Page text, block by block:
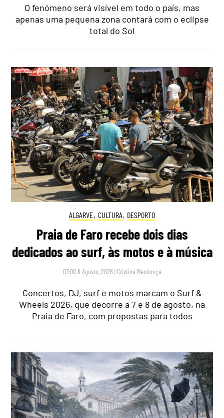
O fenómeno será visível em todo o país, mas
apenas uma pequena zona contará com o eclipse
total do Sol
ALGARVE, CULTURA, DESPORTO
Praia de Faro recebe dois dias
dedicados ao surf, às motos e à música
07:00 6 Agosto, 2026 | Cristina Mendonça
Concertos, DJ, surf e motos marcam o Surf &
Wheels 2026, que decorre a 7 e 8 de agosto, na
Praia de Faro, com propostas para todos